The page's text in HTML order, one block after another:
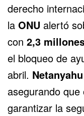
derecho
la ONU alertó
con 2,3
el bloqueo de
abril. Netanyahu
asegurando
garantizar la